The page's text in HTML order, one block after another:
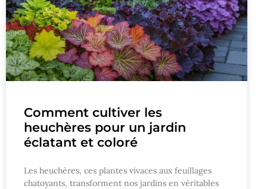
Comment cultiver les
heuchères pour un jardin
éclatant et coloré
Les heuchères, ces plantes vivaces aux feuillages
chatoyants, transforment nos jardins en véritables